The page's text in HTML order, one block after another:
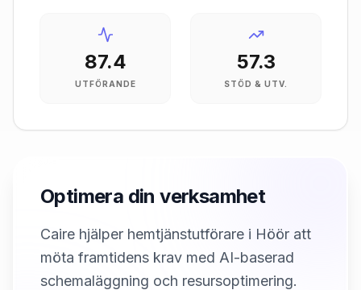
87.4
UTFÖRANDE
57.3
STÖD & UTV.
Optimera din verksamhet
Caire hjälper hemtjänstutförare i Höör att
möta framtidens krav med AI-baserad
schemaläggning och resursoptimering.